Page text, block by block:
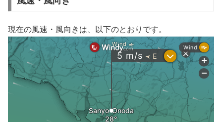
現在の風速・風向きは、以下のとおりです。